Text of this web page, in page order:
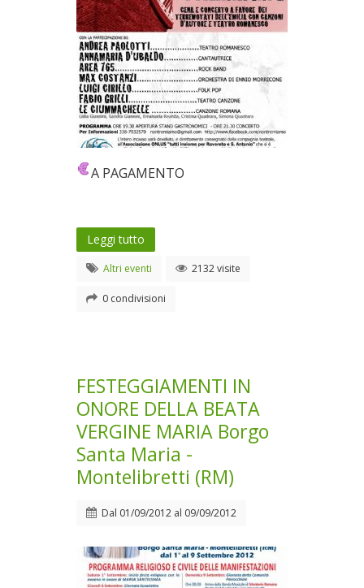
A PAGAMENTO
Leggi tutto
Altri eventi 2132 visite
0 condivisioni
FESTEGGIAMENTI IN
ONORE DELLA BEATA
VERGINE MARIA Borgo
Santa Maria -
Montelibretti (RM)
Dal 01/09/2012 al 09/09/2012